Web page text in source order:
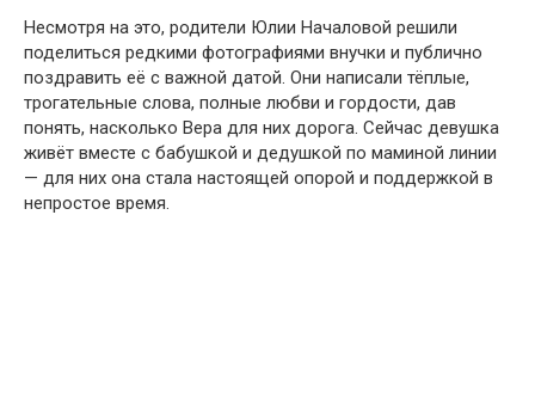
Несмотря на это, родители Юлии Началовой решили
поделиться редкими фотографиями внучки и публично
поздравить её с важной датой. Они написали тёплые,
трогательные слова, полные любви и гордости, дав
понять, насколько Вера для них дорога. Сейчас девушка
живёт вместе с бабушкой и дедушкой по маминой линии
— для них она стала настоящей опорой и поддержкой в
непростое время.